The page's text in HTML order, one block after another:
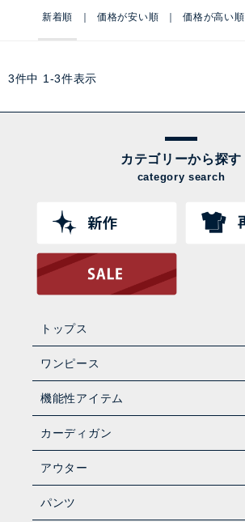
新着順 価格が安い順 価格が高い順
3件中 1 -3件表示
カテゴリーから探す
category search
トップス
ワンピース
機能性アイテム
カーディガン
アウター
パンツ